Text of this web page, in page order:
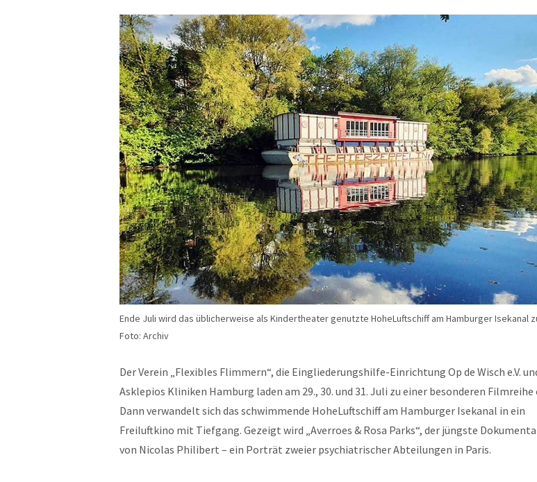
Ende Juli wird das üblicherweise als Kindertheater genutzte HoheLuftschiff am Hamburger Isekanal
Foto: Archiv
Der Verein „Flexibles Flimmern“, die Eingliederungshilfe-Einrichtung Op de Wisch e.V.
Asklepios Kliniken Hamburg laden am 29., 30. und 31. Juli zu einer besonderen Filmreihe
Dann verwandelt sich das schwimmende HoheLuftschiff am Hamburger Isekanal in ein
Freiluftkino mit Tiefgang. Gezeigt wird „Averroes & Rosa Parks“, der jüngste
von Nicolas Philibert – ein Porträt zweier psychiatrischer Abteilungen in Paris.